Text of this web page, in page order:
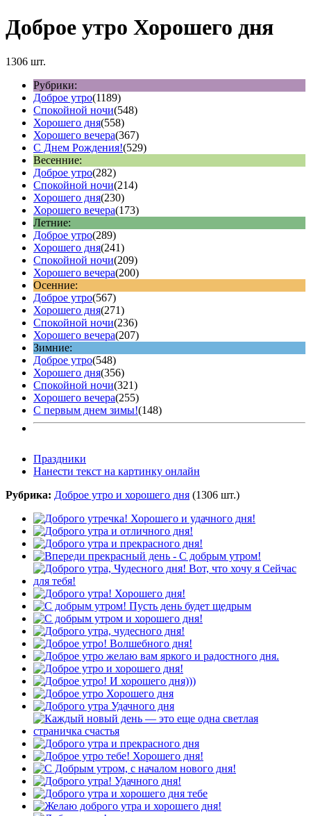
Доброе утро Хорошего дня
1306 шт.
Рубрики:
Доброе утро(1189)
Спокойной ночи(548)
Хорошего дня(558)
Хорошего вечера(367)
С Днем Рождения!(529)
Весенние:
Доброе утро(282)
Спокойной ночи(214)
Хорошего дня(230)
Хорошего вечера(173)
Летние:
Доброе утро(289)
Хорошего дня(241)
Спокойной ночи(209)
Хорошего вечера(200)
Осенние:
Доброе утро(567)
Хорошего дня(271)
Спокойной ночи(236)
Хорошего вечера(207)
Зимние:
Доброе утро(548)
Хорошего дня(356)
Спокойной ночи(321)
Хорошего вечера(255)
С первым днем зимы!(148)
Праздники
Нанести текст на картинку онлайн
Рубрика: Доброе утро и хорошего дня (1306 шт.)